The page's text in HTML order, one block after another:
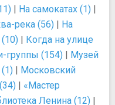
| На самокатах (1) |
река (56) | На
| Когда на улице
группы (154) | Музей
| Московский
| «Мастер
Ленина (12) |